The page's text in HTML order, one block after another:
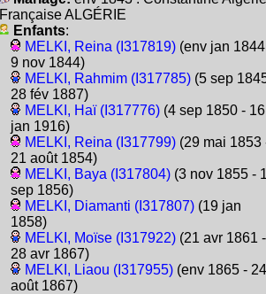
Française ALGÉRIE
Enfants:
MELKI, Reina (I317819)(env jan
9 nov 1844)
MELKI, Rahmim (I317785)(5 sep
28 fév 1887)
MELKI, Haï (I317776)(4 sep 1850 - 16
jan 1916)
MELKI, Reina (I317799)(29 mai 1853
21 août 1854)
MELKI, Baya (I317804)(3 nov 1855 -
sep 1856)
MELKI, Diamanti (I317807)(19 jan
1858)
MELKI, Moïse (I317922)(21 avr 1861 -
28 avr 1867)
MELKI, Liaou (I317955)(env 1865 - 24
août 1867)